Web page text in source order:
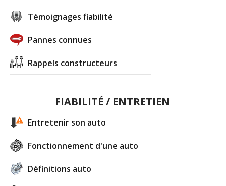
Témoignages fiabilité
Pannes connues
Rappels constructeurs
FIABILITÉ / ENTRETIEN
Entretenir son auto
Fonctionnement d'une auto
Définitions auto